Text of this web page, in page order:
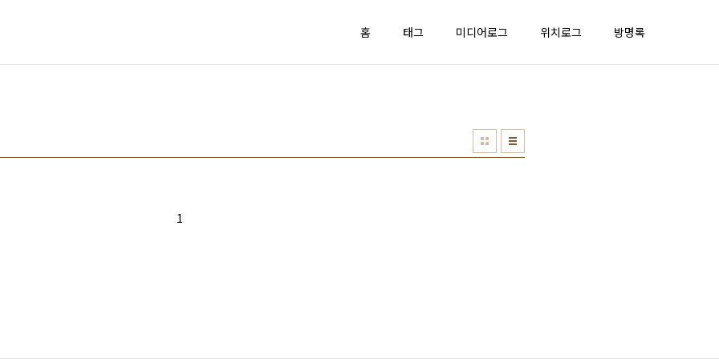
홈 태그 미디어로그 위치로그 방명록
1